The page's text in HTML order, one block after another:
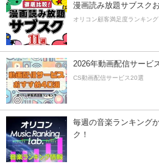
漫画読み放題サブスク
オリコン顧客満足度ランキング
2026年動画配信サービ
CS動画配信サービス20選
毎週の音楽ランキング
ク！